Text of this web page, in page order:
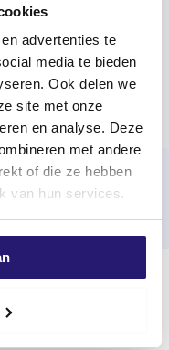
advertenties te
media te bieden
Ook delen we
site met onze
en analyse. Deze
met andere
of die ze hebben
van hun services.
Ils ont déjà bien
!
un e-mail
expédié le jour